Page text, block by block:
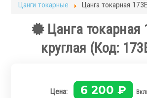
Запчасти для станков
Токарная оснастка
Цанги токарные
Цанга токарная
Цанга токарная
круглая (Код:
Цена: 6 200 ₽